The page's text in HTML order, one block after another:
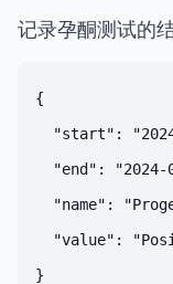
记录孕酮测试的结
{
"start":
"end": "2024-
"name":
"value":